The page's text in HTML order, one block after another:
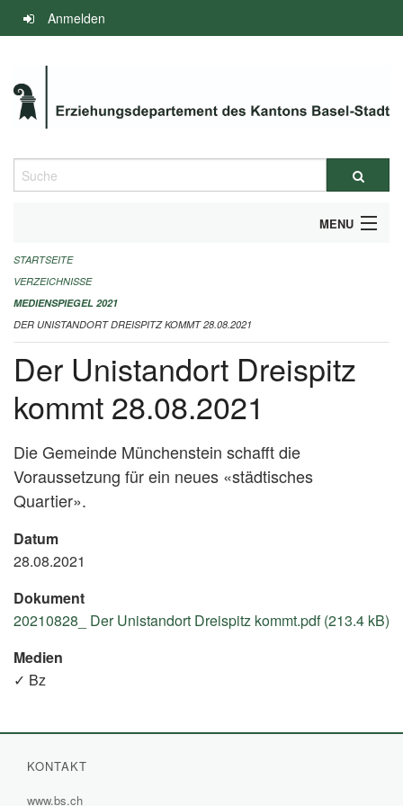
Navigation
überspringen
Anmelden
Suche
MENU
INFOS ZUM ED-MEDIENSPIEGEL
IMPRESSUM
STARTSEITE
VERZEICHNISSE
MEDIENSPIEGEL 2021
DER UNISTANDORT DREISPITZ KOMMT 28.08.2021
Der Unistandort Dreispitz
kommt 28.08.2021
Die Gemeinde Münchenstein schafft die
Voraussetzung für ein neues «städtisches
Quartier».
Datum
28.08.2021
Dokument
20210828_ Der Unistandort Dreispitz kommt.pdf (213.4 kB)
Medien
✓ Bz
KONTAKT
www.bs.ch